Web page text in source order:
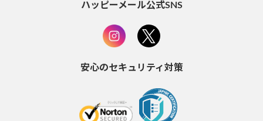
ハッピーメール公式SNS
安心のセキュリティ対策